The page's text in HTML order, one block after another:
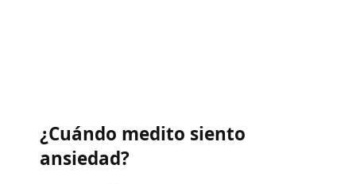
¿Cuándo medito siento
ansiedad?